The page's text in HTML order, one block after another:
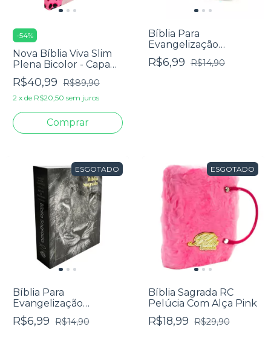
-54%
Nova Bíblia Viva Slim
Plena Bicolor - Capa
Luxo Pink Onça
R$40,99 R$89,90
2 x de R$20,50 sem juros
Bíblia Para
Evangelização
Pequena - RC Edição
de Promessas
R$6,99 R$14,90
ESGOTADO
Bíblia Para
Evangelização
Pequena - RC Edição
de Promessas - Capa
R$6,99 R$14,90
ESGOTADO
Bíblia Sagrada RC
Pelúcia Com Alça Pink
R$18,99 R$29,90